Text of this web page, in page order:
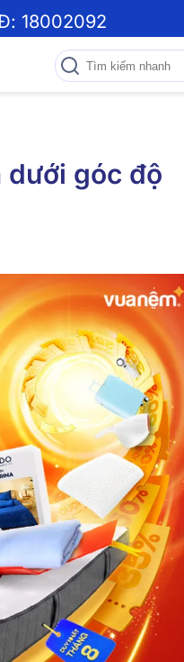
18002092
dưới góc độ